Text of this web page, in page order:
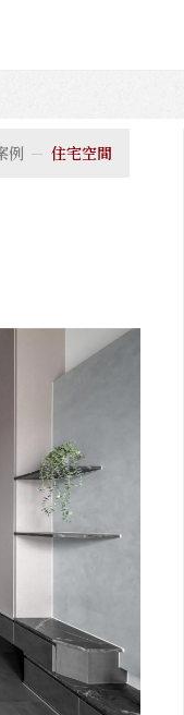
例 住宅空間